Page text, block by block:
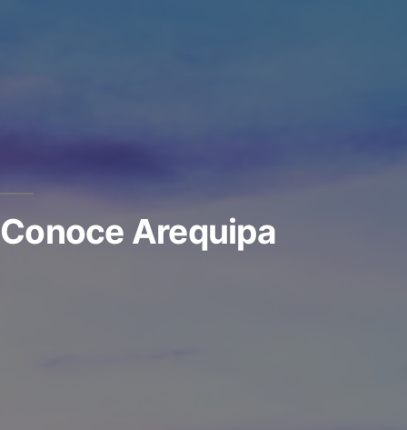
Conoce Arequipa